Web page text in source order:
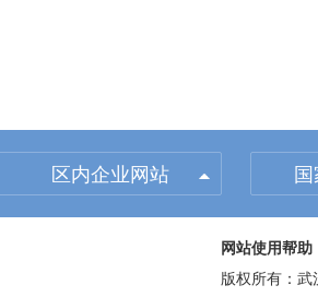
区内企业网站
网站使用帮助
版权所有：武